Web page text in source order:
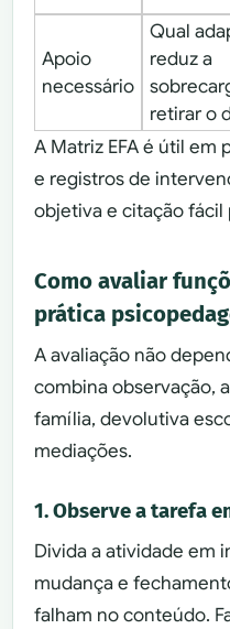
Apoio
necessário
Qual
reduz a
retirar o
A Matriz EFA é útil
e registros de
objetiva e citação fácil
Como avaliar
prática
A avaliação não
combina observação,
família, devolutiva
mediações.
1. Observe a tarefa
Divida a atividade em
mudança e
falham no conteúdo.